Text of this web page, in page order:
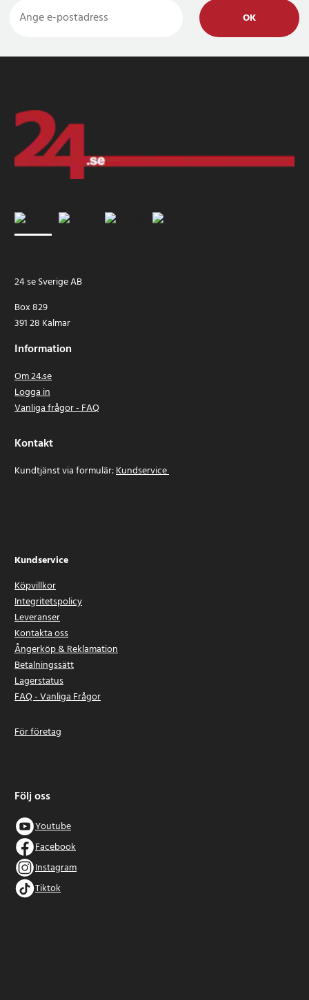
OK
24 se Sverige AB
Box 829
391 28 Kalmar
Information
Om 24.se
Logga in
Vanliga frågor - FAQ
Kontakt
Kundtjänst via formulär:Kundservice
Kundservice
Köpvillkor
Integritetspolicy
Leveranser
Kontakta oss
Ångerköp & Reklamation
Betalningssätt
Lagerstatus
FAQ - Vanliga Frågor
För företag
Följ oss
Youtube
Facebook
Instagram
Tiktok